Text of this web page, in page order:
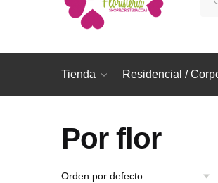
por:
Tienda Residencial /
Por flor